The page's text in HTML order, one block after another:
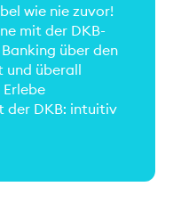
wie nie zuvor!
mit der DKB-
über den
und überall
der DKB: intuitiv